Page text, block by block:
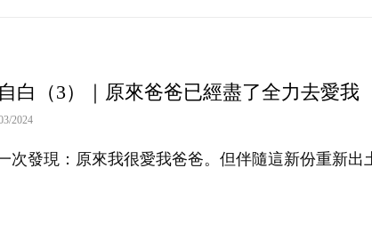
白（3）｜原來爸爸已經盡了全力去愛我
2024
次發現：原來我很愛我爸爸。但伴隨這新份重新出